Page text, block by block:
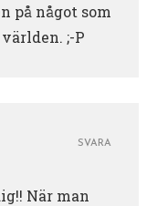
på något som
;-P
När man
SVARA